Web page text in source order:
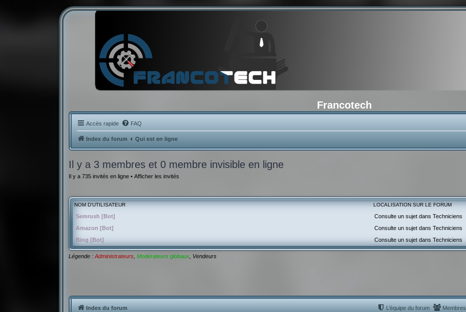
Francotech
Accès rapide FAQ
Index du forum Qui est en ligne
Il y a 3 membres et 0 membre invisible en ligne
Il y a 735 invités en ligne •Afficher les invités
NOM D’UTILISATEUR LOCALISATION SUR LE FORUM
Semrush [Bot] Consulte un sujet dans Techniciens
Amazon [Bot]
Consulte un sujet dans Techniciens
Bing [Bot]
Consulte un sujet dans Techniciens
Légende :Administrateurs ,Modérateurs globaux Vendeurs
Index du forum Membres
L’équipe du forum